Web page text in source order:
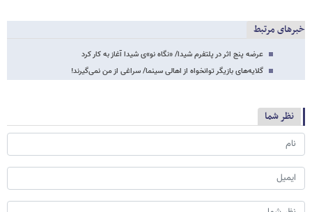
خبرهای مرتبط
عرضه پنج اثر در پلتفرم شیدا/ «نگاه نو»ی شیدا آغاز به کار کرد
گلایه‌های بازیگر توانخواه از اهالی سینما/ سراغی از من نمی‌گیرند!
نظر شما